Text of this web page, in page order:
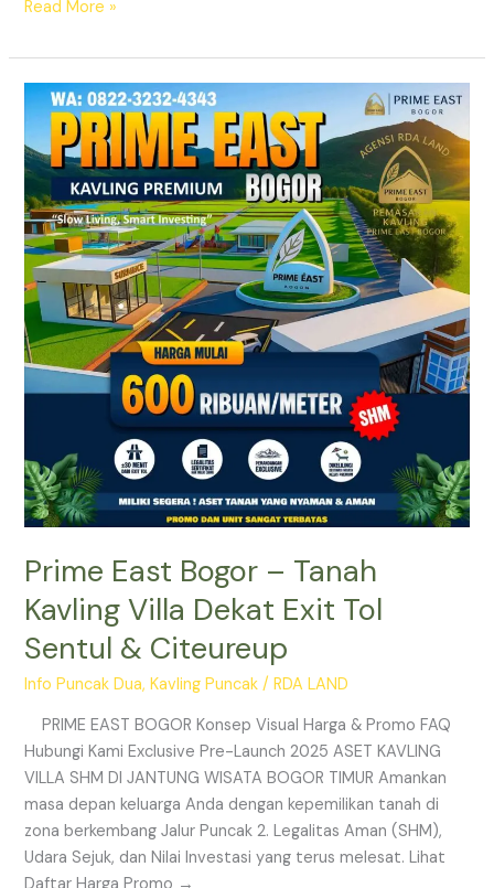
Read More »
Prime East Bogor – Tanah
Kavling Villa Dekat Exit Tol
Sentul & Citeureup
Info Puncak Dua,Kavling Puncak /RDA LAND
PRIME EAST BOGOR Konsep Visual Harga & Promo FAQ
Hubungi Kami Exclusive Pre-Launch 2025 ASET KAVLING
VILLA SHM DI JANTUNG WISATA BOGOR TIMUR Amankan
masa depan keluarga Anda dengan kepemilikan tanah di
zona berkembang Jalur Puncak 2. Legalitas Aman (SHM),
Udara Sejuk, dan Nilai Investasi yang terus melesat. Lihat
Daftar Harga Promo →
Prime
East
Bogor
–
Tanah
Kavling
Villa
Dekat
Exit
Tol
Sentul